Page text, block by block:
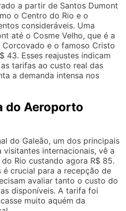
a partir de Santos Dumont
o Centro do Rio e o
consideráveis. Uma
até o Cosme Velho, que é a
e o famoso Cristo
43. Esses reajustes indicam
tarifas ao custo real das
a demanda intensa nos
do Aeroporto
do Galeão, um dos principais
internacionais, vê a
Rio custando agora R$ 85.
é crucial para a recepção de
avaliar tanto o custo do
disponíveis. A tarifa foi
muito aquém da